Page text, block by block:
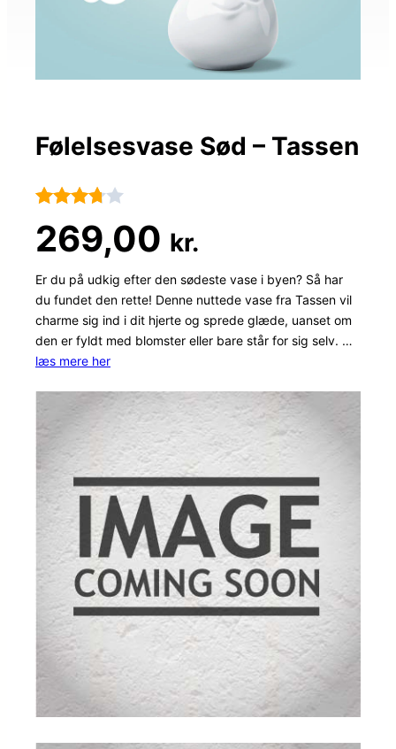
Følelsesvase Sød – Tassen
som
3.7ud
af 5
baseret
på
dømmel
ser
269,00 kr.
Er du på udkig efter den sødeste vase i byen? Så har
du fundet den rette! Denne nuttede vase fra Tassen vil
charme sig ind i dit hjerte og sprede glæde, uanset om
den er fyldt med blomster eller bare står for sig selv. …
læs mere her